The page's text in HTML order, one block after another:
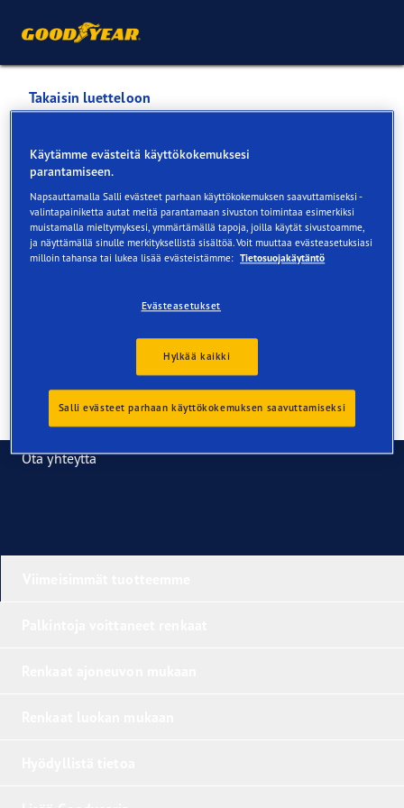
Takaisin luetteloon
Hangon Auto- ja Venetalo
Palvelut saatavilla verkossa ja myymälässä
Yhteystiedot Renkaat Palvelut
Ota yhteyttä
Käytämme evästeitä käyttökokemuksesi
parantamiseen.
Napsauttamalla Salli evästeet parhaan käyttökokemuksen saavuttamiseksi -
valintapainiketta autat meitä parantamaan sivuston toimintaa esimerkiksi
muistamalla mieltymyksesi, ymmärtämällä tapoja, joilla käytät sivustoamme,
ja näyttämällä sinulle merkityksellistä sisältöä. Voit muuttaa evästeasetuksiasi
milloin tahansa tai lukea lisää evästeistämme: Tietosuojakäytäntö
Evästeasetukset
Hylkää kaikki
Salli evästeet parhaan käyttökokemuksen saavuttamiseksi